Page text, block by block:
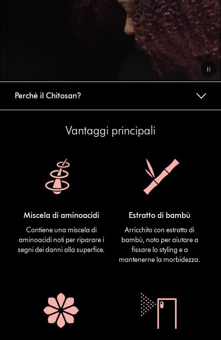
Transcript
Perché il Chitosan?
Vantaggi principali
Miscela di aminoacidi
Contiene una miscela di
aminoacidi noti per riparare i
segni dei danni alla superfice.
Estratto di bambù
Arricchito con estratto di
bambù, noto per aiutare a
fissare lo styling e a
mantenerne la morbidezza.